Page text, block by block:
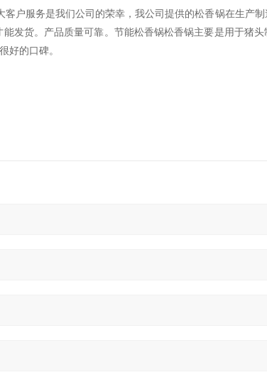
服务是我们公司的荣幸，我公司提供的松香锅在生产制
发货。产品质量可靠。节能松香锅松香锅主要是用于猪头
好的口碑。